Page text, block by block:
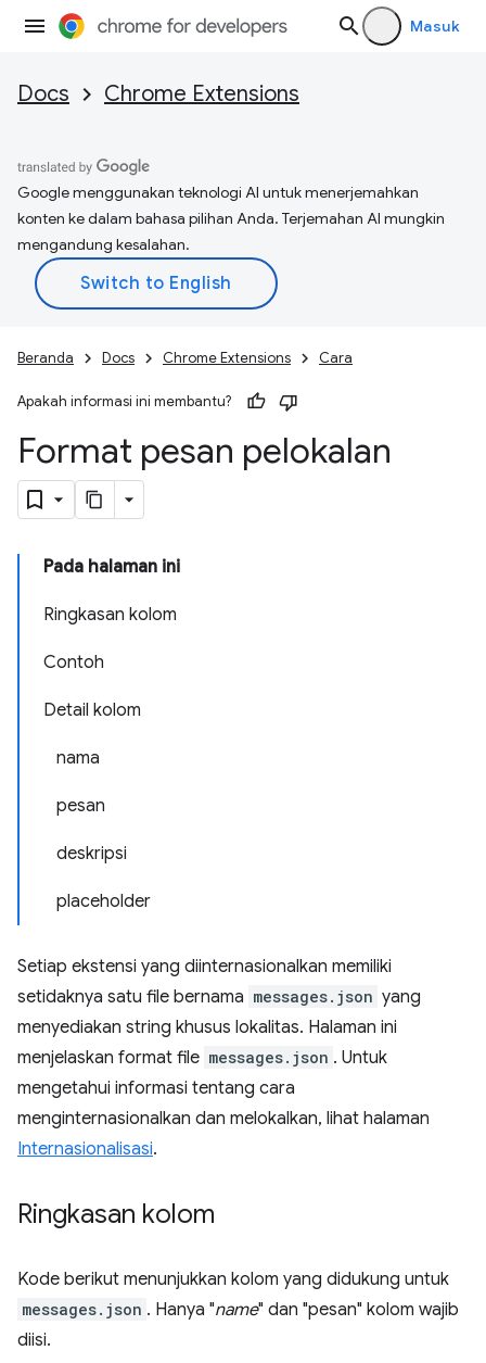
Masuk
Docs Chrome Extensions
Google menggunakan teknologi AI untuk menerjemahkan
konten ke dalam bahasa pilihan Anda. Terjemahan AI mungkin
mengandung kesalahan.
Beranda Docs Chrome Extensions Cara
Apakah informasi ini membantu?
Format pesan pelokalan
Pada halaman ini
Ringkasan kolom
Contoh
Detail kolom
nama
pesan
deskripsi
placeholder
Setiap ekstensi yang diinternasionalkan memiliki
setidaknya satu file bernama messages.json yang
menyediakan string khusus lokalitas. Halaman ini
menjelaskan format file messages.json . Untuk
mengetahui informasi tentang cara
menginternasionalkan dan melokalkan, lihat halaman
Internasionalisasi.
Ringkasan kolom
Kode berikut menunjukkan kolom yang didukung untuk
messages.json . Hanya "name" dan "pesan" kolom wajib
diisi.